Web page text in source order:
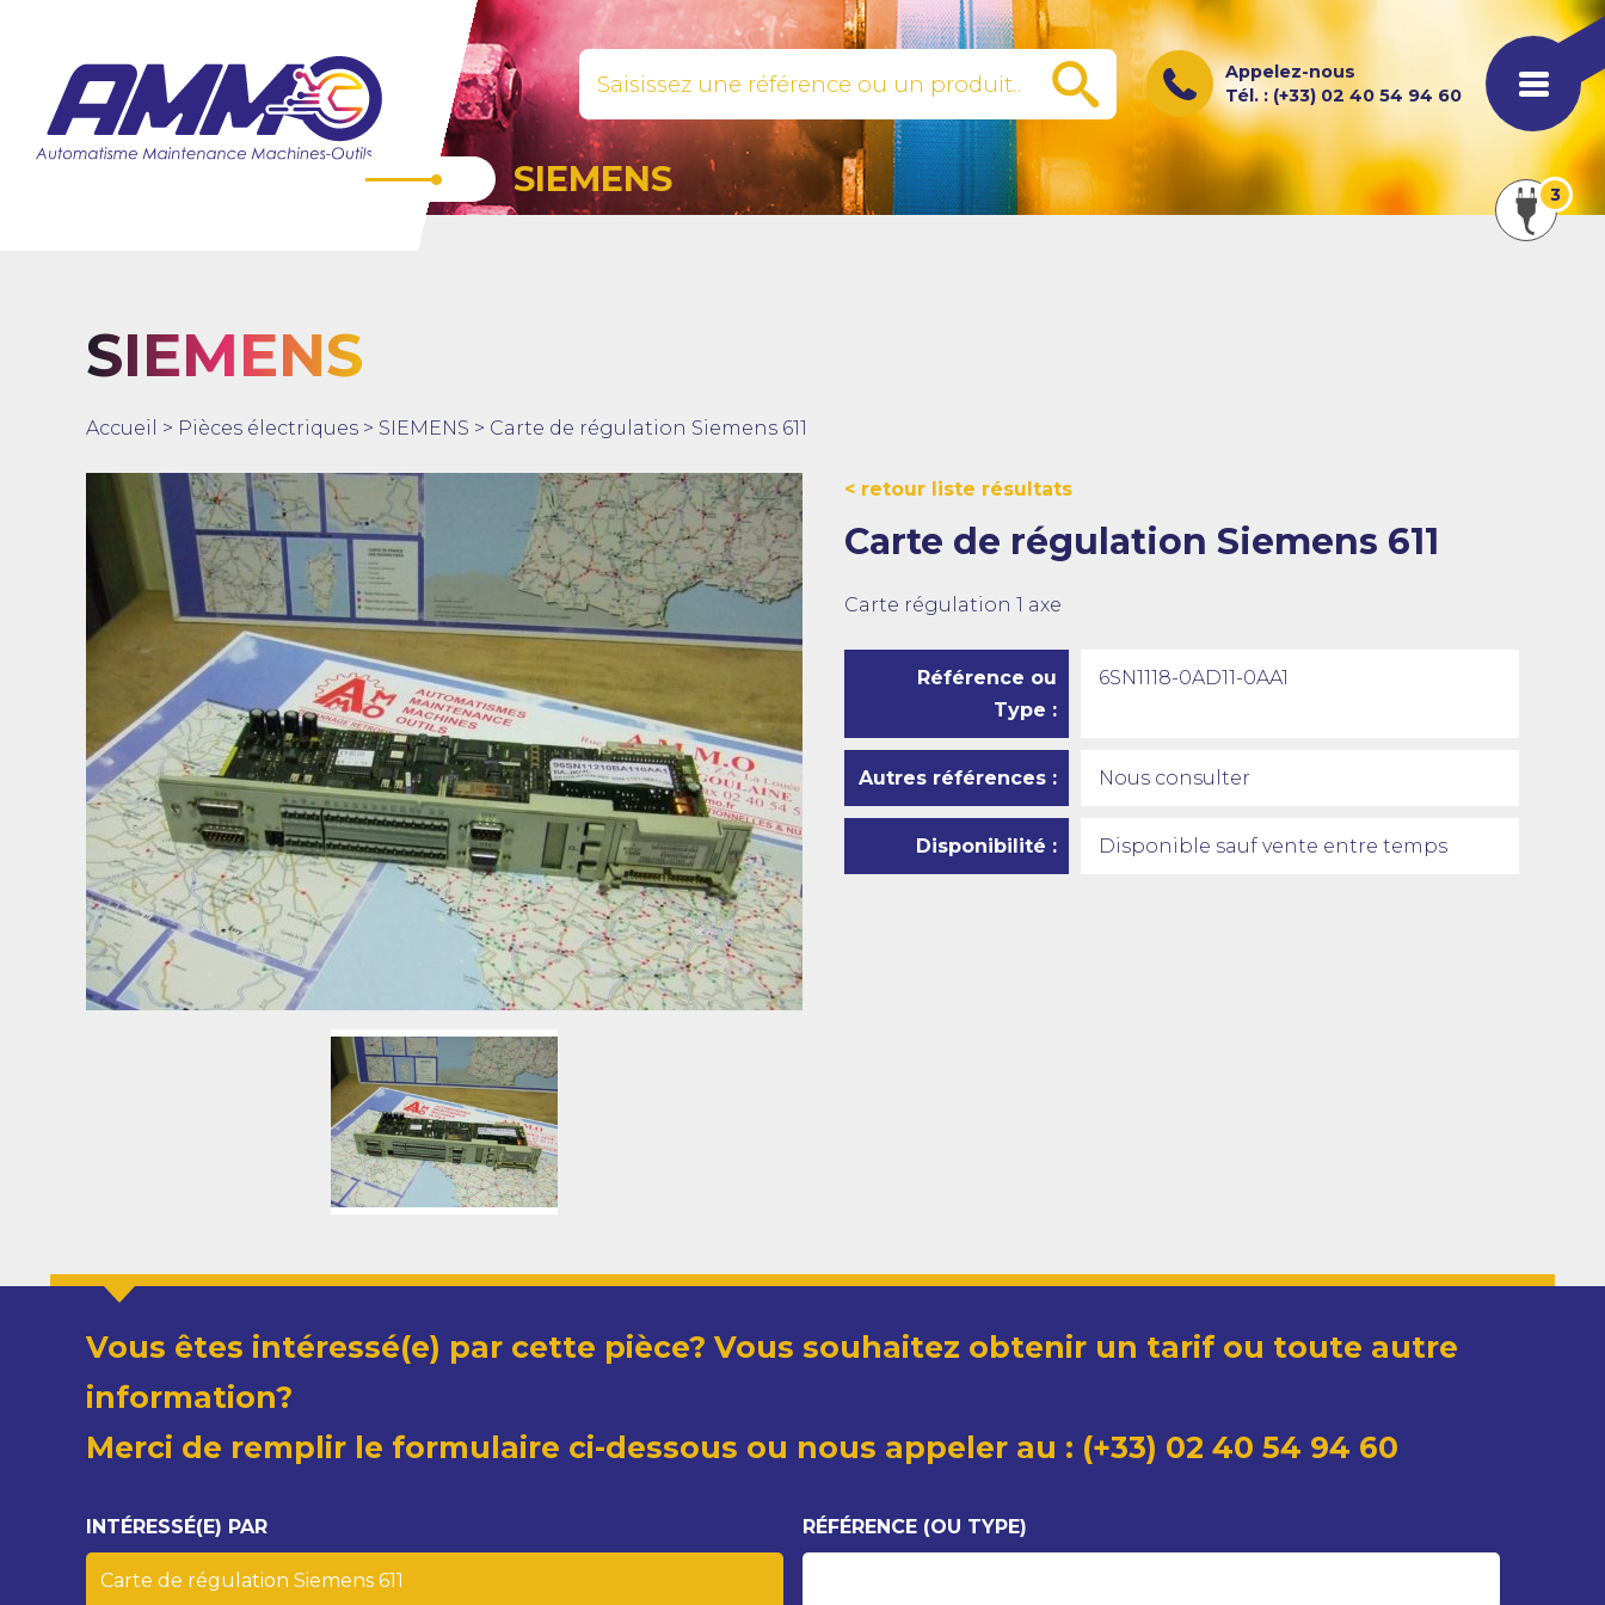
OK
Appelez-nous
Tél. : (+33) 02 40 54 94 60
SIEMENS
Afficher
les
3
SIEMENS
Accueil > Pièces électriques > SIEMENS > Carte de régulation Siemens 611
retour liste résultats
Carte de régulation Siemens 611
Carte régulation 1 axe
Référence ou
Type :
6SN1118-0AD11-0AA1
Autres références : Nous consulter
Disponibilité : Disponible sauf vente entre temps
Vous êtes intéressé(e) par cette pièce? Vous souhaitez obtenir un tarif ou toute autre
information?
Merci de remplir le formulaire ci-dessous ou nous appeler au : (+33) 02 40 54 94 60
INTÉRESSÉ(E) PAR RÉFÉRENCE (OU TYPE)